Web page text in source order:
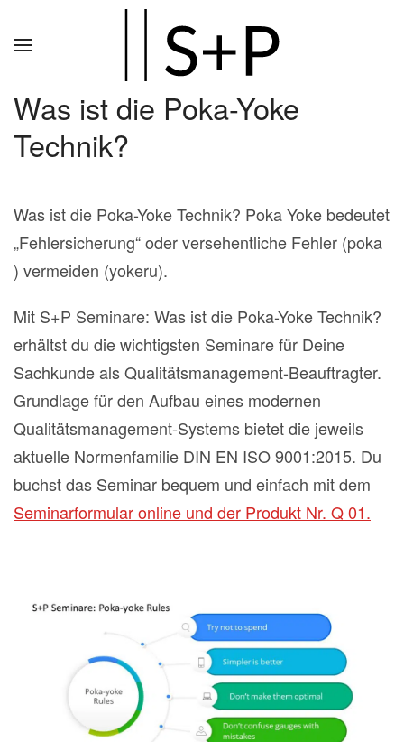
Was ist die Poka-Yoke
Technik?
Was ist die Poka-Yoke Technik? Poka Yoke bedeutet
„Fehlersicherung“ oder versehentliche Fehler (poka
) vermeiden (yokeru).
Mit S+P Seminare: Was ist die Poka-Yoke Technik?
erhältst du die wichtigsten Seminare für Deine
Sachkunde als Qualitätsmanagement-Beauftragter.
Grundlage für den Aufbau eines modernen
Qualitätsmanagement-Systems bietet die jeweils
aktuelle Normenfamilie DIN EN ISO 9001:2015. Du
buchst das Seminar bequem und einfach mit dem
Seminarformular online und der Produkt Nr. Q 01.